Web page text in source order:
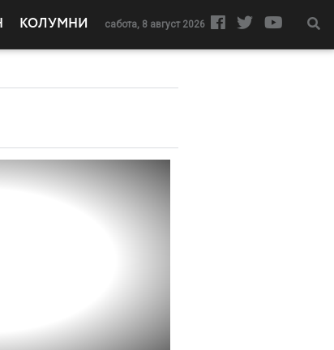
КОЛУМНИ сабота, 8 август 2026